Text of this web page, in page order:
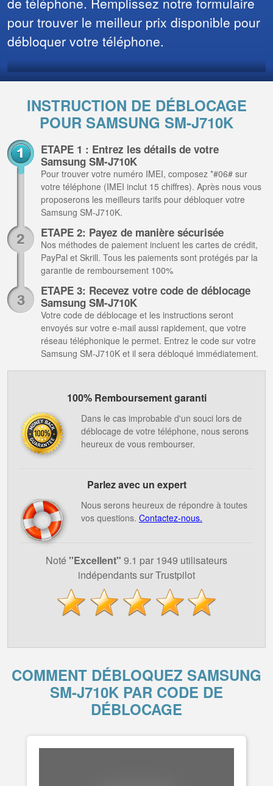
pour trouver le meilleur prix disponible pour
débloquer votre téléphone.
INSTRUCTION DE DÉBLOCAGE
POUR SAMSUNG SM-J710K
ETAPE 1 : Entrez les détails de votre
Samsung SM-J710K
Pour trouver votre numéro IMEI, composez *#06# sur
votre téléphone (IMEI inclut 15 chiffres). Après nous vous
proposerons les meilleurs tarifs pour débloquer votre
Samsung SM-J710K.
ETAPE 2: Payez de manière sécurisée
Nos méthodes de paiement incluent les cartes de crédit,
PayPal et Skrill. Tous les paiements sont protégés par la
garantie de remboursement 100%
ETAPE 3: Recevez votre code de déblocage
Samsung SM-J710K
Votre code de déblocage et les instructions seront
envoyés sur votre e-mail aussi rapidement, que votre
réseau téléphonique le permet. Entrez le code sur votre
Samsung SM-J710K et il sera débloqué immédiatement.
100% Remboursement garanti
Dans le cas improbable d'un souci lors de
déblocage de votre téléphone, nous serons
heureux de vous rembourser.
Parlez avec un expert
Nous serons heureux de répondre à toutes
vos questions. Contactez-nous.
Noté ''Excellent" 9.1 par 1949 utilisateurs
indépendants sur Trustpilot
COMMENT DÉBLOQUEZ SAMSUNG
SM-J710K PAR CODE DE
DÉBLOCAGE